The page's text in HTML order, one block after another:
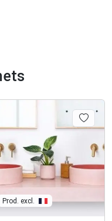
Prod. excl.